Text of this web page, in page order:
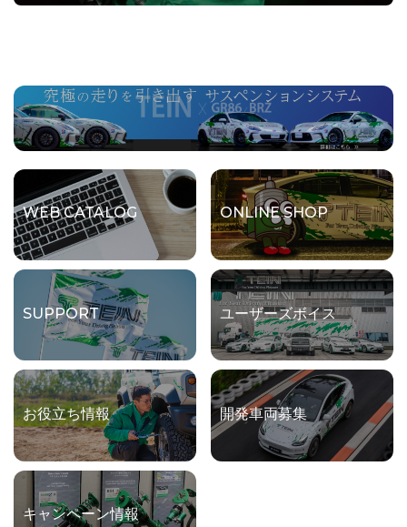
WEB CATALOG ONLINE SHOP
SUPPORT ユーザーズボイス
お役立ち情報 開発車両募集
キャンペーン情報